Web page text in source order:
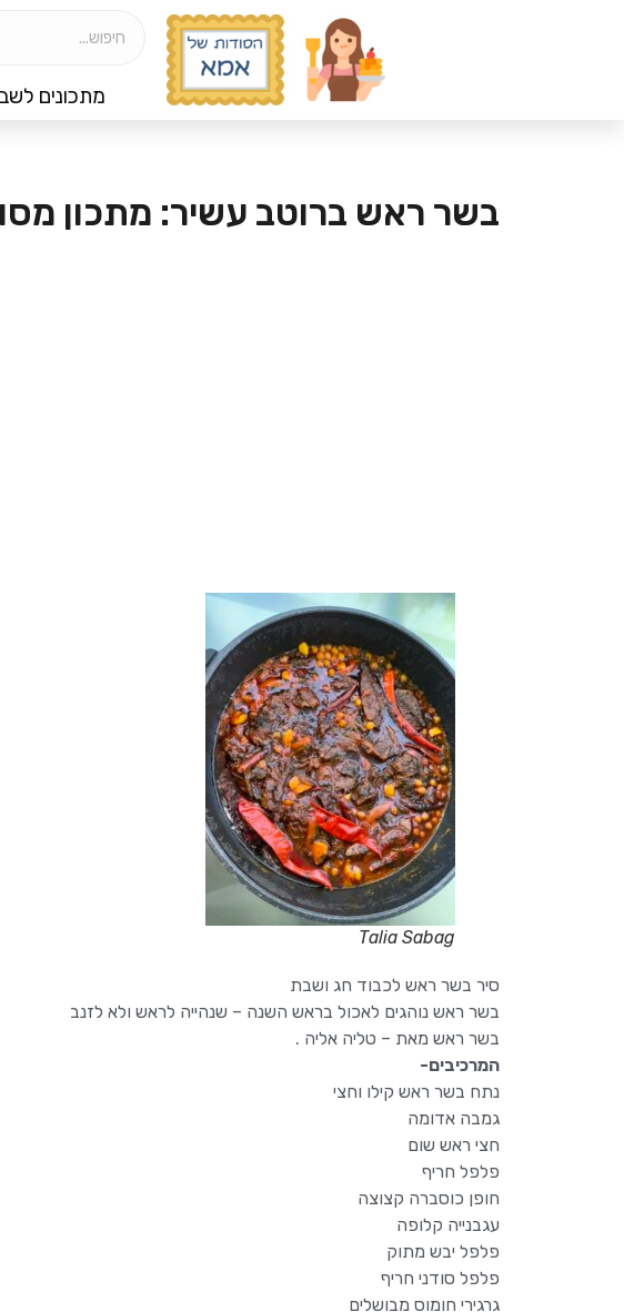
מתכונים
בשר ראש ברוטב עשיר: מתכון
Talia Sabag
סיר בשר ראש לכבוד חג ושבת
בשר ראש נוהגים לאכול בראש השנה – שנהייה לראש ולא לזנב
בשר ראש מאת – טליה אליה .
המרכיבים-
נתח בשר ראש קילו וחצי
גמבה אדומה
חצי ראש שום
פלפל חריף
חופן כוסברה קצוצה
עגבנייה קלופה
פלפל יבש מתוק
פלפל סודני חריף
גרגירי חומוס מבושלים